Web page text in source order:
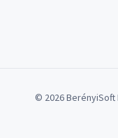
© 2026 BerényiSoft